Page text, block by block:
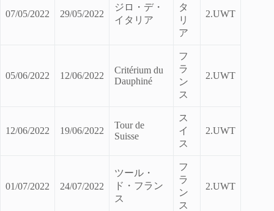
07/05/2022 29/05/2022
ジロ・デ・
イタリア
タ
リ
ア
2.UWT
05/06/2022 12/06/2022
Critérium du
Dauphiné
フ
ラ
ン
ス
2.UWT
12/06/2022 19/06/2022
Tour de
Suisse
ス
イ
ス
2.UWT
01/07/2022 24/07/2022
ツール・
ド・フラン
ス
フ
ラ
ン
ス
2.UWT